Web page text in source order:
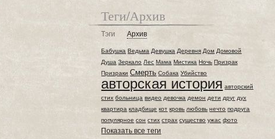
Теги/Архив
Тэги Архив
Бабушка Ведьма Девушка Деревня Дом Домовой
Душа Зеркало Лес Мама Мистика Ночь Призрак
Призраки Смерть Собака Убийство
авторская история авторский
стих больница видео девочка демон дети друг дух
квартира кладбище кот кровь любовь нечто подруга
популярное сон стих страх существо ужас фото
Показать все теги